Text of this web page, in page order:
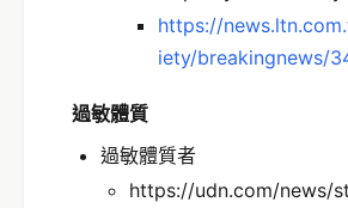
https://
iety/breakingnews/
過敏體質
過敏體質者
https://udn.com/news/